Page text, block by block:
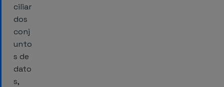
ciliar
dos
conj
unto
s de
dato
s,